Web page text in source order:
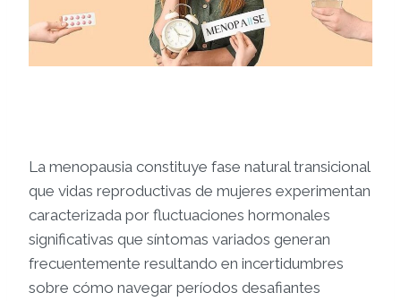
La menopausia constituye fase natural transicional
que vidas reproductivas de mujeres experimentan
caracterizada por fluctuaciones hormonales
significativas que síntomas variados generan
frecuentemente resultando en incertidumbres
sobre cómo navegar períodos desafiantes